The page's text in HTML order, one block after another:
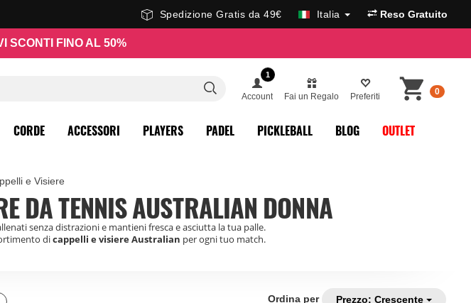
Spedizione Gratis da 49€ Italia Reso Gratuito
SCONTI FINO AL 50%
1
Account Fai un Regalo Preferiti 0
CORDE ACCESSORI PLAYERS PADEL PICKLEBALL BLOG OUTLET
e Visiere
DA TENNIS AUSTRALIAN DONNA
senza distrazioni e mantieni fresca e asciutta la tua palle.
dicappelli e visiere Australian per ogni tuo match.
Ordina per Prezzo: Crescente